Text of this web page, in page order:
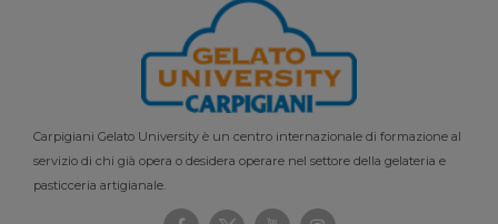
Carpigiani Gelato University è un centro internazionale di formazione al
servizio di chi già opera o desidera operare nel settore della gelateria e
pasticceria artigianale.